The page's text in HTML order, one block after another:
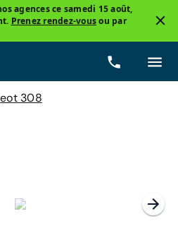
agences ce samedi 15 août,
Prenez rendez-vousou par
308